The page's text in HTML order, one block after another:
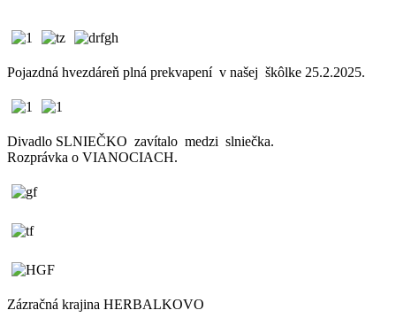
Pojazdná hvezdáreň plná prekvapení v našej škôlke 25.2.2025.
Divadlo SLNIEČKO zavítalo medzi slniečka.
Rozprávka o VIANOCIACH.
Zázračná krajina HERBALKOVO